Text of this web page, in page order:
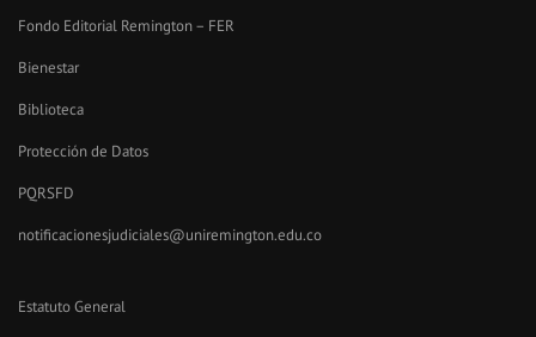
Fondo Editorial Remington – FER
Bienestar
Biblioteca
Protección de Datos
PQRSFD
notificacionesjudiciales@uniremington.edu.co
Estatuto General